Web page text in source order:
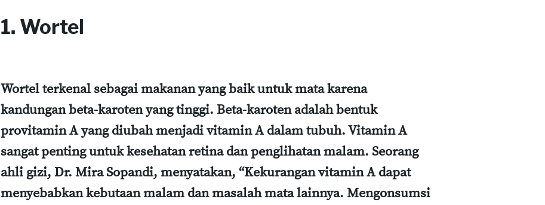
1. Wortel
Wortel terkenal sebagai makanan yang baik untuk mata karena
kandungan beta-karoten yang tinggi. Beta-karoten adalah bentuk
provitamin A yang diubah menjadi vitamin A dalam tubuh. Vitamin A
sangat penting untuk kesehatan retina dan penglihatan malam. Seorang
ahli gizi, Dr. Mira Sopandi, menyatakan, “Kekurangan vitamin A dapat
menyebabkan kebutaan malam dan masalah mata lainnya. Mengonsumsi